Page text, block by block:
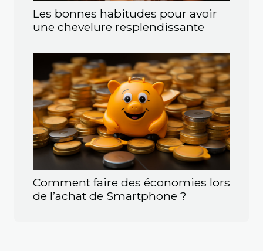
Les bonnes habitudes pour avoir
une chevelure resplendissante
Comment faire des économies lors
de l’achat de Smartphone ?